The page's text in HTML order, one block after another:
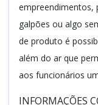
empreendimentos,
galpões ou algo
de produto é
além do ar que
aos funcionários
INFORMAÇÕES